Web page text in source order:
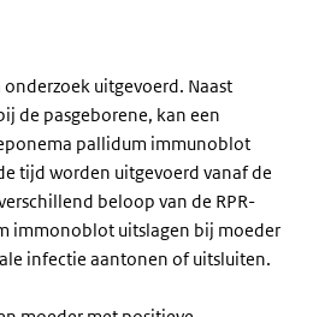
uitgevoerd. Naast
de pasgeborene, kan een
pallidum immunoblot
tijd worden uitgevoerd vanaf de
beloop van de RPR-
immonoblot uitslagen bij moeder
infectie aantonen of uitsluiten.